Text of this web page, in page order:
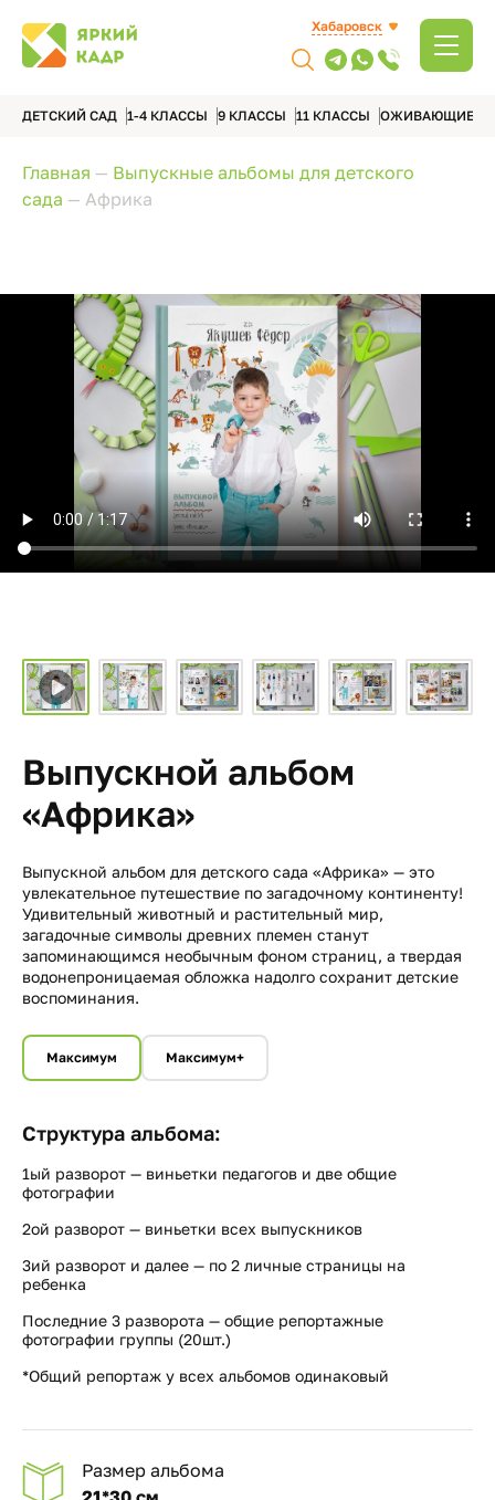
Хабаровск
ДЕТСКИЙ САД 1-4 КЛАССЫ 9 КЛАССЫ 11 КЛАССЫ ОЖИВАЮЩИЕ
Главная — Выпускные альбомы для детского
сада — Африка
Выпускной альбом
«Африка»
Выпускной альбом для детского сада «Африка» — это
увлекательное путешествие по загадочному континенту!
Удивительный животный и растительный мир,
загадочные символы древних племен станут
запоминающимся необычным фоном страниц, а твердая
водонепроницаемая обложка надолго сохранит детские
воспоминания.
Максимум Максимум+
Структура альбома:
1ый разворот — виньетки педагогов и две общие
фотографии
2ой разворот — виньетки всех выпускников
3ий разворот и далее — по 2 личные страницы на
ребенка
Последние 3 разворота — общие репортажные
фотографии группы (20шт.)
*Общий репортаж у всех альбомов одинаковый
Размер альбома